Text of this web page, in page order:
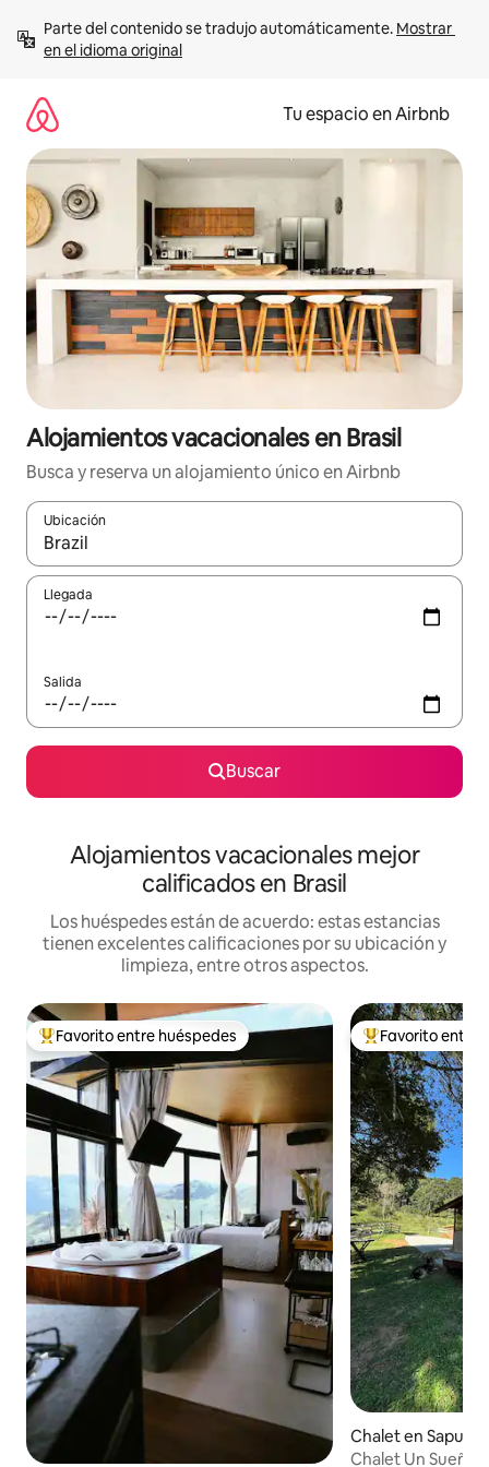
contenido
Parte del contenido se tradujo automáticamente. Mostrar
en el idioma original
Tu espacio en Airbnb
Alojamientos vacacionales en Brasil
Busca y reserva un alojamiento único en Airbnb
Ubicación
Cuando los resultados estén disponibles, podrás navegar
Llegada
Salida
Buscar
Alojamientos vacacionales mejor
calificados en Brasil
Los huéspedes están de acuerdo: estas estancias
tienen excelentes calificaciones por su ubicación y
limpieza, entre otros aspectos.
De los mejores en Favorito entre huéspedes
Favorito entre huéspedes De los mejores
Favorito entre
Chalet en
Chalet Un Sueño